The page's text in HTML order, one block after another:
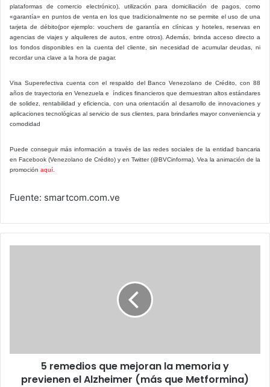
plataformas de comercio electrónico), utilización para domiciliación de pagos, como
«garantía» en puntos de venta en los que tradicionalmente no se permite el uso de una
tarjeta de débito(por ejemplo: vouchers de garantía en clínicas y hoteles, reservas en
agencias de viajes y alquileres de autos, entre otros). Además, brinda acceso directo a
los fondos disponibles en la cuenta del cliente, sin necesidad de acumular deudas, ni
recordar una clave a la hora de pagar.
Visa Superefectiva cuenta con el respaldo del Banco Venezolano de Crédito, con 88
años de trayectoria en Venezuela e índices financieros que demuestran altos estándares
de solidez, rentabilidad y eficiencia, con una orientación al desarrollo de innovaciones y
aplicaciones tecnológicas al servicio de sus clientes, para brindarles mayor conveniencia y
comodidad
Puede conseguir más información a través de las redes sociales de la entidad bancaria
en Facebook (Venezolano de Crédito) y en Twitter (@BVCinforma). Vea la animación de la
promoción aquí
Fuente: smartcom.com.ve
el
Alzheimer
(más
5 remedios que mejoran la memoria y
previenen el Alzheimer (más que Metformina)